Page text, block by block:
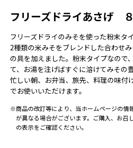
フリーズドライあさげ
フリーズドライのみそを使った粉末タ
2種類の米みそをブレンドした合わせ
の具を加えました。粉末タイプなので
て、お湯を注げばすぐに溶けてみその
忙しい朝、お弁当、旅先、料理の味付
でお使いいただけます。
※商品の改訂等により、当ホームページの情
が異なる場合がございます。ご購入、お召
の表示をご確認ください。